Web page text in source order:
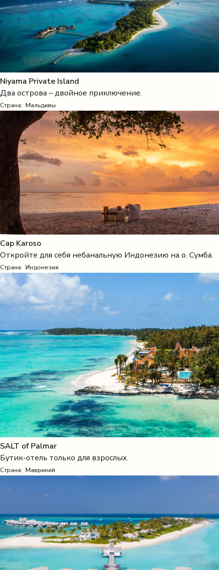
Niyama Private Island
Два острова – двойное приключение.
Страна: Мальдивы
Cap Karoso
Откройте для себя небанальную Индонезию на о. Сумба.
Страна: Индонезия
SALT of Palmar
Бутик-отель только для взрослых.
Страна: Маврикий